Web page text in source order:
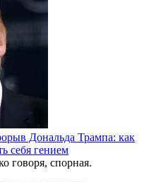
Дональда Трампа: как
себя гением
говоря, спорная.